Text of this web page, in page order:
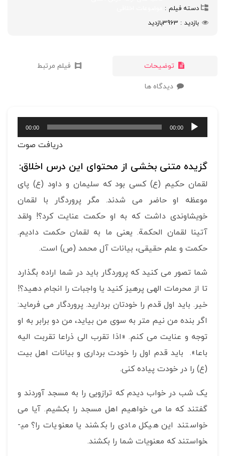
دسته فیلم
بازدید
3963بازدید
توضیحات فیلم مرتبط
دیدگاه ها
پخش‌کننده
صوت
00:00
00:00
دریافت صوت
گزیده متنی بخشی از محتوای این درس اخلاق:
لقمان حکیم (ع) کسی بود که سلیمان و داود (ع) پای
موعظه او حاضر می شدند. مگر پروردگار با لقمان
خویشاوندی داشت که به او حکمت عنایت کرد؟! ولقد
آتینا لقمان الحکمة. یعنی ما به لقمان حکمت دادیم.
حکمت و علم حقیقی، بیانات آل محمد (ص) است.
شما تصور می کنید که پروردگار باید در شما اراده بگذارد
تا از محرمات الهی پرهیز کنید یا واجبات را انجام دهید؟!
خیر. باید اول قدم را خودتان بردارید. پروردگار می فرماید:
اگر بنده من نیم متر به سوی من بیاید، من دو برابر به او
توجه و عنایت می کنم. «اذا تقرب الی ذراعا تقربت الیه
باعا». باید قدم اول را خودت برداری و بیانات اهل بیت
(ع) را در خودت پیاده کنی.
یک شب در خواب دیدم که ترازویی را به مسجد آوردند و
گفتند که ما می خواهیم اهل مسجد را بکشیم. آیا می
خواستند این هیکل مادی را بکشند یا معنویات را؟ می­
خواستند که معنویات شما را بکشند.